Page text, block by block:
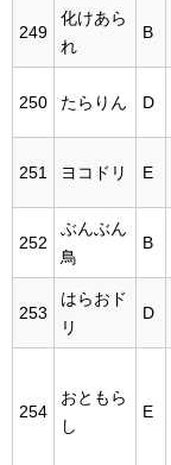
249
化けあら
れ
B
250 たらりん D
251 ヨコドリ E
252
ぶんぶん
鳥
B
253
はらおド
リ
D
254
おともら
し
E